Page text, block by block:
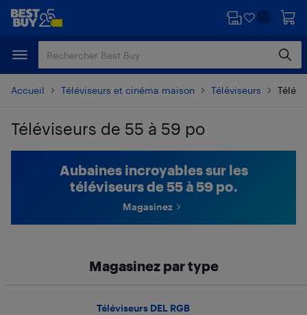
Passer
principal
Passer
Accueil Téléviseurs et cinéma maison Téléviseurs
Téléviseurs de 55 à 59 po
Aubaines incroyables sur les
téléviseurs de 55 à 59 po.
Magasinez
Magasinez par type
Téléviseurs DEL RGB